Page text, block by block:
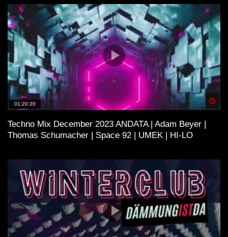
01:20:20
Techno Mix December 2023 ANDATA | Adam Beyer |
Thomas Schumacher | Space 92 | UMEK | HI-LO